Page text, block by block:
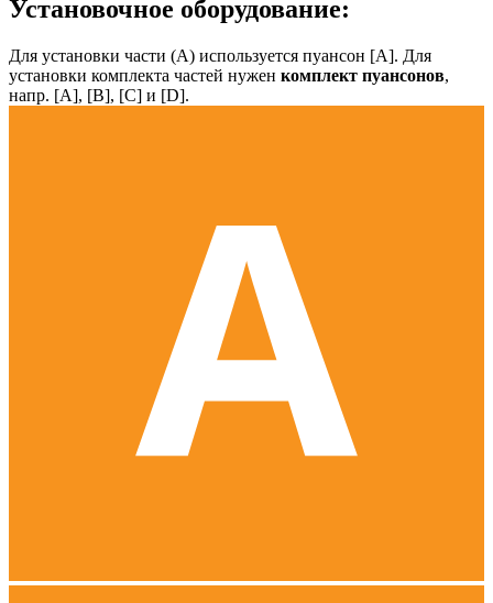
Установочное оборудование:
Для установки части (А) используется пуансон [А]. Для
установки комплекта частей нужен комплект пуансонов,
напр. [А], [B], [С] и [D].